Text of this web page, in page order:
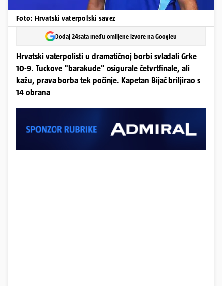
Foto: Hrvatski vaterpolski savez
Dodaj 24sata među omiljene izvore na Googleu
Hrvatski vaterpolisti u dramatičnoj borbi svladali Grke
10-9. Tuckove "barakude" osigurale četvrtfinale, ali
kažu, prava borba tek počinje. Kapetan Bijač briljirao s
14 obrana